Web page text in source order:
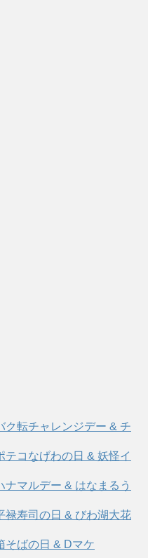
ク転チャレンジデー & チ
コなげわの日 & 妖怪イ
マルデー & はなまるう
禄寿司の日 & びわ湖大花
そばの日 & Dマケ